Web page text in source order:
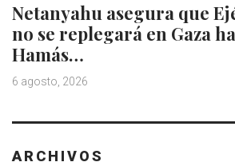
Netanyahu asegura que
no se replegará en Gaza
Hamás…
6 agosto, 2026
ARCHIVOS